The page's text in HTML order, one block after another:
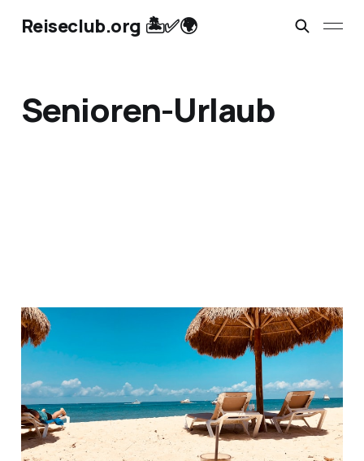
Reiseclub.org 🏝️✅🌍
Senioren-Urlaub
Pauschalreisen:
Check24
17. März 20242 min read